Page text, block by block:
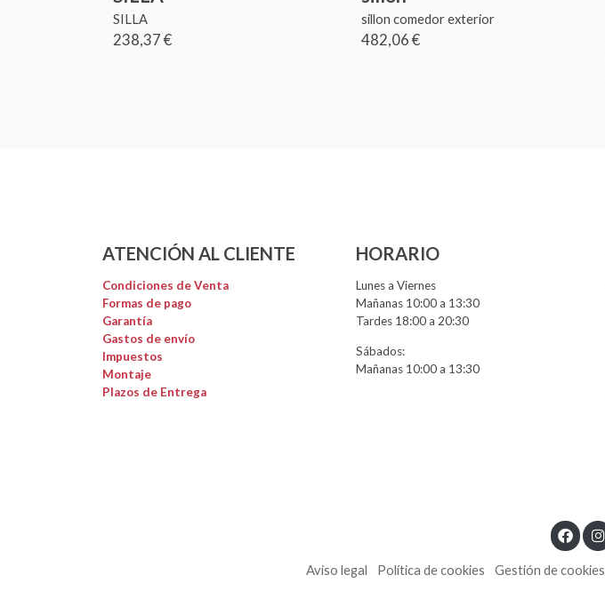
SILLA
238,37 €
sillon comedor exterior
482,06 €
ATENCIÓN AL CLIENTE
Condiciones de Venta
Formas de pago
Garantía
Gastos de envío
Impuestos
Montaje
Plazos de Entrega
HORARIO
Lunes a Viernes
Mañanas 10:00 a 13:30
Tardes 18:00 a 20:30
Sábados:
Mañanas 10:00 a 13:30
Aviso legal Política de cookies Gestión de cookies